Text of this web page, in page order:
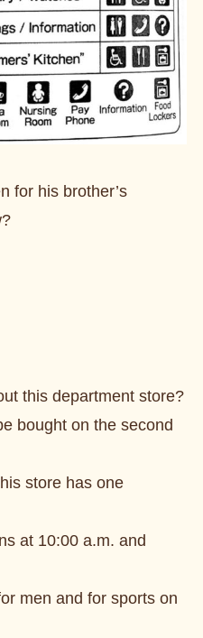
for his brother’s
this department store?
bought on the second
store has one
at 10:00 a.m. and
men and for sports on